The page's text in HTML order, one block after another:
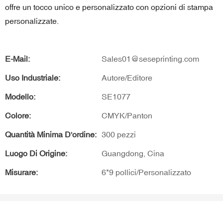
offre un tocco unico e personalizzato con opzioni di stampa
personalizzate.
E-Mail: Sales01@seseprinting.com
Uso Industriale: Autore/Editore
Modello: SE1077
Colore: CMYK/Panton
Quantità Minima D'ordine: 300 pezzi
Luogo Di Origine: Guangdong, Cina
Misurare: 6*9 pollici/Personalizzato